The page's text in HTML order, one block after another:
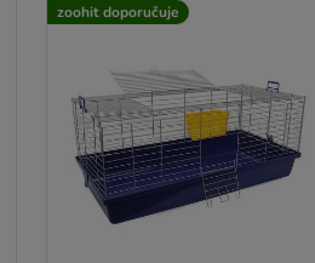
zoohit doporučuje